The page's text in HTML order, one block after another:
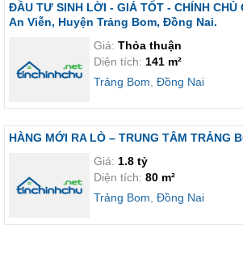
ĐẦU TƯ SINH LỜI - GIÁ TỐT - CHÍNH
An Viễn, Huyện Trảng Bom, Đồng Nai.
Giá: Thỏa thuận
Diện tích: 141 m²
Trảng Bom Đồng Nai
HÀNG MỚI RA LÒ – TRUNG TÂM TRẢNG
Giá: 1.8 tỷ
Diện tích: 80 m²
Trảng Bom Đồng Nai